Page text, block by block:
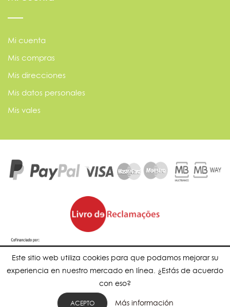
Este sitio web utiliza cookies para que podamos mejorar su
experiencia en nuestro mercado en línea. ¿Estás de acuerdo
con eso?
ACEPTO Más información
Mi cuenta
Mis compras
Mis direcciones
Mis datos personales
Mis vales